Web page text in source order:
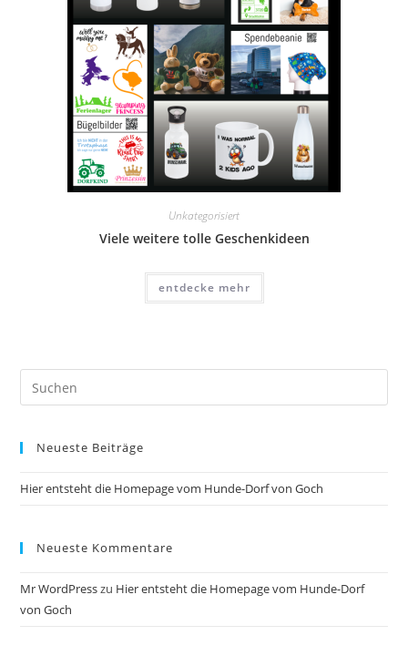
Unkategorisiert
Viele weitere tolle Geschenkideen
entdecke mehr
Neueste Beiträge
Hier entsteht die Homepage vom Hunde-Dorf von Goch
Neueste Kommentare
Mr WordPresszu Hier entsteht die Homepage vom Hunde-Dorf
von Goch